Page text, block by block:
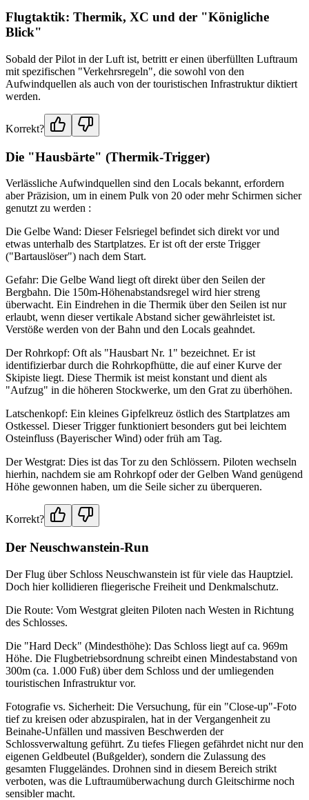
Flugtaktik: Thermik, XC und der "Königliche
Blick"
Sobald der Pilot in der Luft ist, betritt er einen überfüllten Luftraum
mit spezifischen "Verkehrsregeln", die sowohl von den
Aufwindquellen als auch von der touristischen Infrastruktur diktiert
werden.
Korrekt?
Die "Hausbärte" (Thermik-Trigger)
Verlässliche Aufwindquellen sind den Locals bekannt, erfordern
aber Präzision, um in einem Pulk von 20 oder mehr Schirmen sicher
genutzt zu werden :
Die Gelbe Wand: Dieser Felsriegel befindet sich direkt vor und
etwas unterhalb des Startplatzes. Er ist oft der erste Trigger
("Bartauslöser") nach dem Start.
Gefahr: Die Gelbe Wand liegt oft direkt über den Seilen der
Bergbahn. Die 150m-Höhenabstandsregel wird hier streng
überwacht. Ein Eindrehen in die Thermik über den Seilen ist nur
erlaubt, wenn dieser vertikale Abstand sicher gewährleistet ist.
Verstöße werden von der Bahn und den Locals geahndet.
Der Rohrkopf: Oft als "Hausbart Nr. 1" bezeichnet. Er ist
identifizierbar durch die Rohrkopfhütte, die auf einer Kurve der
Skipiste liegt. Diese Thermik ist meist konstant und dient als
"Aufzug" in die höheren Stockwerke, um den Grat zu überhöhen.
Latschenkopf: Ein kleines Gipfelkreuz östlich des Startplatzes am
Ostkessel. Dieser Trigger funktioniert besonders gut bei leichtem
Osteinfluss (Bayerischer Wind) oder früh am Tag.
Der Westgrat: Dies ist das Tor zu den Schlössern. Piloten wechseln
hierhin, nachdem sie am Rohrkopf oder der Gelben Wand genügend
Höhe gewonnen haben, um die Seile sicher zu überqueren.
Korrekt?
Der Neuschwanstein-Run
Der Flug über Schloss Neuschwanstein ist für viele das Hauptziel.
Doch hier kollidieren fliegerische Freiheit und Denkmalschutz.
Die Route: Vom Westgrat gleiten Piloten nach Westen in Richtung
des Schlosses.
Die "Hard Deck" (Mindesthöhe): Das Schloss liegt auf ca. 969m
Höhe. Die Flugbetriebsordnung schreibt einen Mindestabstand von
300m (ca. 1.000 Fuß) über dem Schloss und der umliegenden
touristischen Infrastruktur vor.
Fotografie vs. Sicherheit: Die Versuchung, für ein "Close-up"-Foto
tief zu kreisen oder abzuspiralen, hat in der Vergangenheit zu
Beinahe-Unfällen und massiven Beschwerden der
Schlossverwaltung geführt. Zu tiefes Fliegen gefährdet nicht nur den
eigenen Geldbeutel (Bußgelder), sondern die Zulassung des
gesamten Fluggeländes. Drohnen sind in diesem Bereich strikt
verboten, was die Luftraumüberwachung durch Gleitschirme noch
sensibler macht.